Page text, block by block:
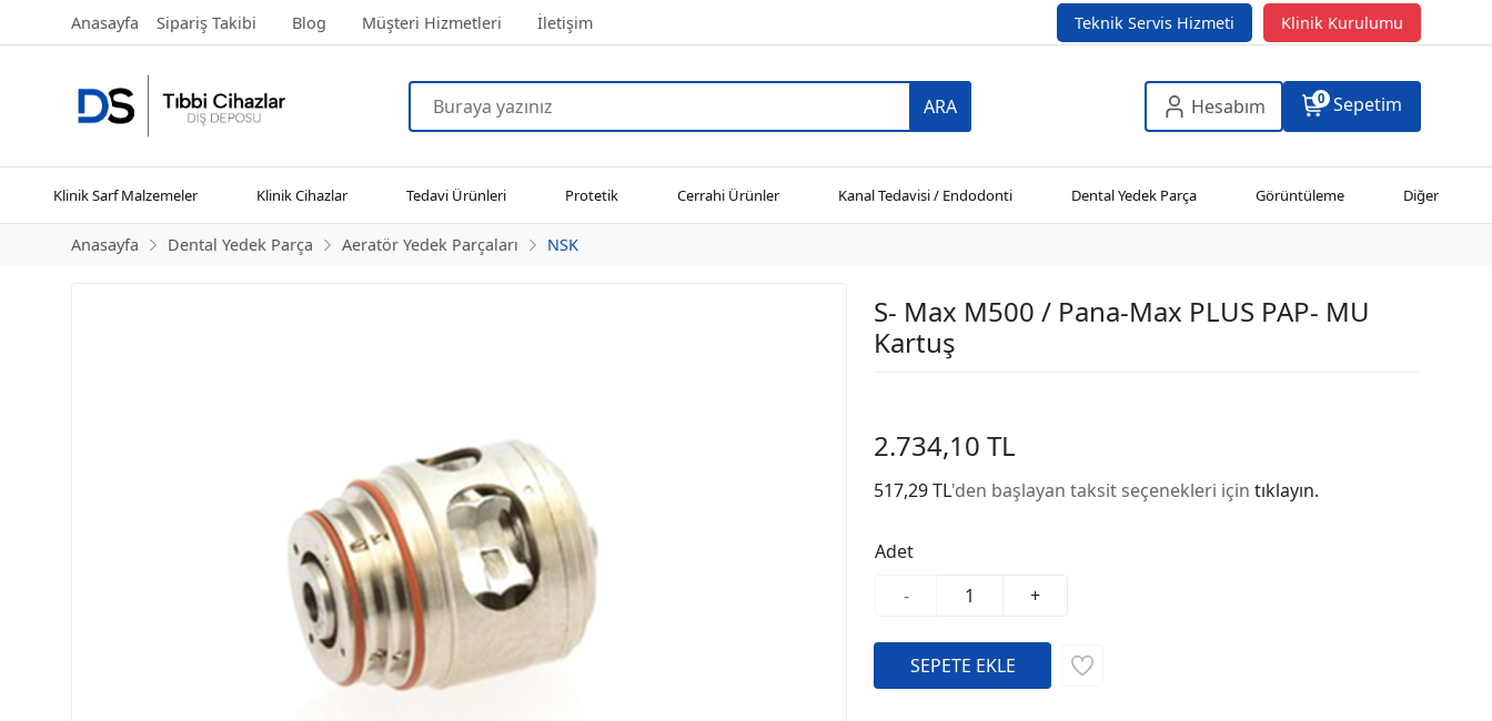
Anasayfa Sipariş Takibi Blog Müşteri Hizmetleri İletişim Teknik Servis Hizmeti Klinik Kurulumu
ARA Hesabım 0 Sepetim
Klinik Sarf Malzemeler Klinik Cihazlar Tedavi Ürünleri Protetik Cerrahi Ürünler Kanal Tedavisi / Endodonti Dental Yedek Parça Görüntüleme Diğer
Anasayfa Dental Yedek Parça Aeratör Yedek Parçaları NSK
S- Max M500 / Pana-Max PLUS PAP- MU
Kartuş
2.734,10 TL
517,29 TL'den başlayan taksit seçenekleri içintıklayın.
Adet
-
+